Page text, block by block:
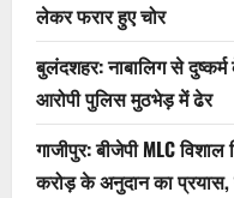
लेकर फरार हुए चोर
बुलंदशहर: नाबालिग से
आरोपी पुलिस मुठभेड़ में ढेर
गाजीपुर: बीजेपी MLC
करोड़ के अनुदान का